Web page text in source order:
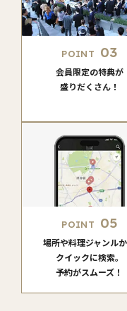
POINT 03
会員限定の特典が
盛りだくさん！
POINT 05
場所や料理ジャンル
クイックに検索。
予約がスムーズ！